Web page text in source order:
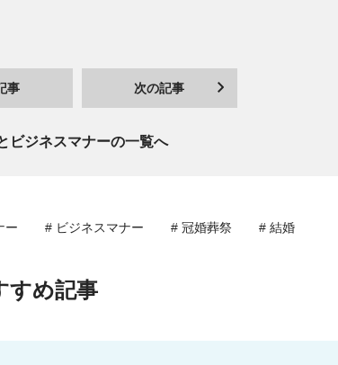
事 次の記事
ビジネスマナーの一覧へ
ー # ビジネスマナー # 冠婚葬祭
# 結婚
すめ記事